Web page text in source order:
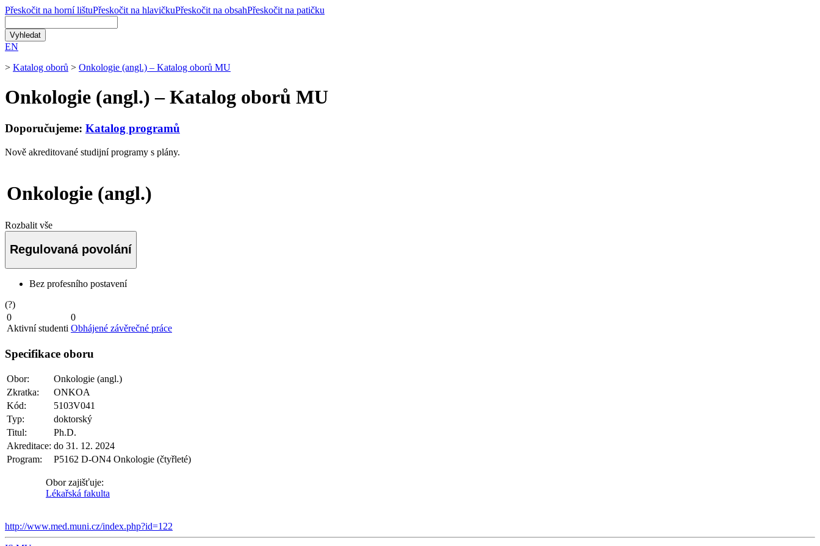
Přeskočit na horní lištuPřeskočit na hlavičkuPřeskočit na obsahPřeskočit na patičku
EN
> Katalog oborů > Onkologie (angl.) – Katalog oborů MU
Onkologie (angl.) – Katalog oborů MU
Doporučujeme: Katalog programů
Nově akreditované studijní programy s plány.
Onkologie (angl.)
Rozbalit vše
Regulovaná povolání
Bez profesního postavení
(?)
0
Aktivní studenti
0
Obhájené závěrečné práce
Specifikace oboru
Obor:
Onkologie (angl.)
Zkratka:
ONKOA
Kód:
5103V041
Typ:
doktorský
Titul:
Ph.D.
Akreditace: do 31. 12. 2024
Program:
P5162 D-ON4 Onkologie (čtyřleté)
Obor zajišťuje:
Lékařská fakulta
http://www.med.muni.cz/index.php?id=122